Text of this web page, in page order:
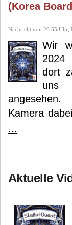
(Korea
Nachricht von 20:55 Uhr,
Wir
2024
dort
uns
Kamera
...
Aktuelle